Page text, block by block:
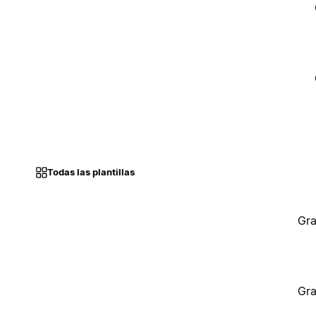
Todas las plantillas